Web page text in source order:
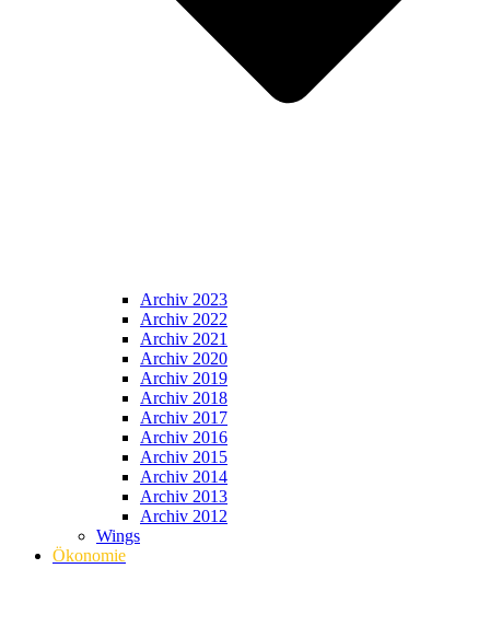
Archiv 2023
Archiv 2022
Archiv 2021
Archiv 2020
Archiv 2019
Archiv 2018
Archiv 2017
Archiv 2016
Archiv 2015
Archiv 2014
Archiv 2013
Archiv 2012
Wings
Ökonomie